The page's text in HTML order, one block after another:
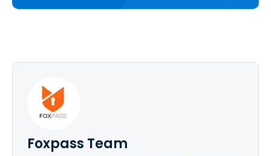
Foxpass Team